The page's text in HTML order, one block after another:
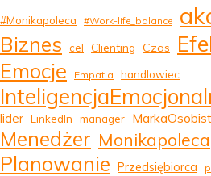
#Monikapoleca #Work-life_balance
Biznes cel Clienting Czas
Emocje Empatia handlowiec
lider LinkedIn manager
Menedżer Monikapoleca
Planowanie Przedsiębiorca